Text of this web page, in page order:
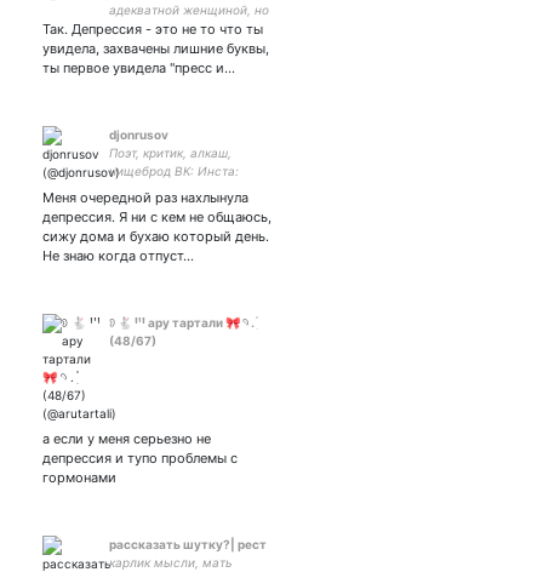
адекватной женщиной, но
МЯУ 🐾 Котоматерь:
Сонечка (12.06.14) и
Морфеус (31.10.20). 🐾
Так. Депрессия - это не то что ты
увидела, захвачены лишние буквы,
ты первое увидела "пресс и…
djonrusov
Поэт, критик, алкаш,
нищеброд ВК: Инста:
Меня очередной раз нахлынула
депрессия. Я ни с кем не общаюсь,
сижу дома и бухаю который день.
Не знаю когда отпуст…
𖠗 🐇 ꞋꞌꞋ ару тартали 🎀 𓄹 . ִ ֗
(48/67)
а если у меня серьезно не
депрессия и тупо проблемы с
гормонами
рассказать шутку?| рест
карлик мысли, мать